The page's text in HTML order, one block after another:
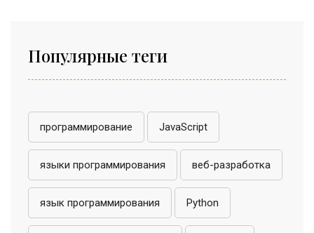
Популярные теги
программирование JavaScript
языки программирования веб-разработка
язык программирования Python